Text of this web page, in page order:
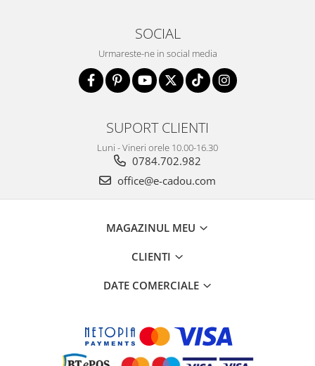
SOCIAL
Urmareste-ne in social media
SUPORT CLIENTI
Luni - Vineri orele 10.00-16.30
0784.702.982
office@e-cadou.com
MAGAZINUL MEU
CLIENTI
DATE COMERCIALE